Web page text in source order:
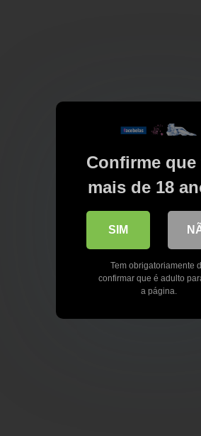
Confirme que
mais de 18
SIM
Tem obrigatoriamente
confirmar que é adulto
a página.